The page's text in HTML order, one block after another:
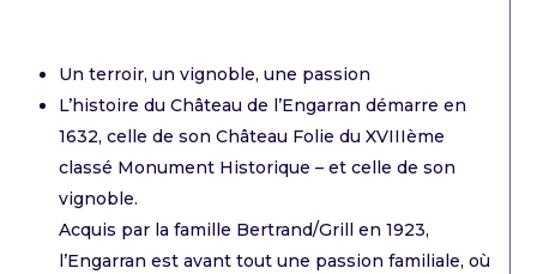
Un terroir, un vignoble, une passion
L’histoire du Château de l’Engarran démarre en
1632, celle de son Château Folie du XVIIIème
classé Monument Historique – et celle de son
vignoble.
Acquis par la famille Bertrand/Grill en 1923,
l’Engarran est avant tout une passion familiale, où